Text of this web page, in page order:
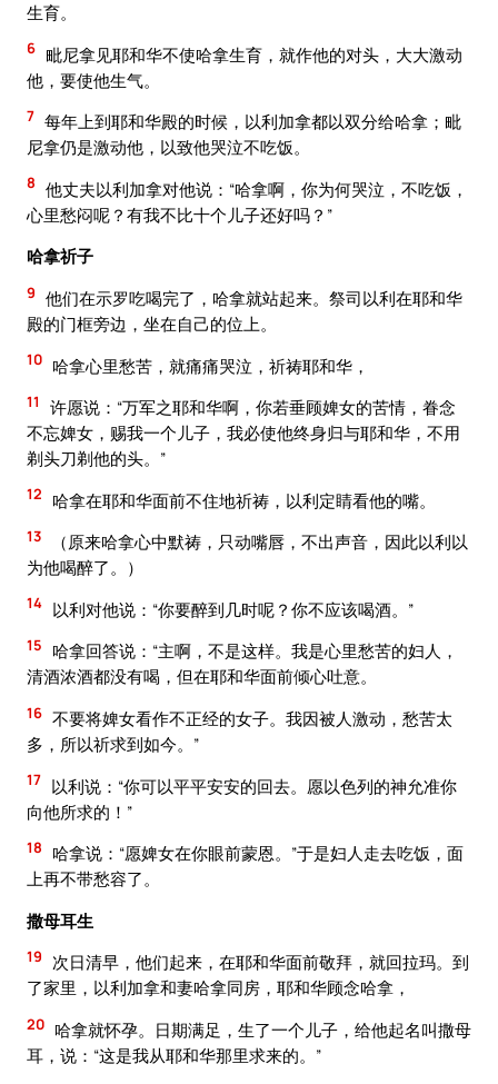
生育。
6 毗尼拿见耶和华不使哈拿生育，就作他的对头，大大激动
他，要使他生气。
7 每年上到耶和华殿的时候，以利加拿都以双分给哈拿；毗
尼拿仍是激动他，以致他哭泣不吃饭。
8 他丈夫以利加拿对他说：“哈拿啊，你为何哭泣，不吃饭，
心里愁闷呢？有我不比十个儿子还好吗？”
哈拿祈子
9 他们在示罗吃喝完了，哈拿就站起来。祭司以利在耶和华
殿的门框旁边，坐在自己的位上。
10 哈拿心里愁苦，就痛痛哭泣，祈祷耶和华，
11
许愿说：“万军之耶和华啊，你若垂顾婢女的苦情，眷念
不忘婢女，赐我一个儿子，我必使他终身归与耶和华，不用
剃头刀剃他的头。”
12 哈拿在耶和华面前不住地祈祷，以利定睛看他的嘴。
13
（原来哈拿心中默祷，只动嘴唇，不出声音，因此以利以
为他喝醉了。）
14 以利对他说：“你要醉到几时呢？你不应该喝酒。”
15 哈拿回答说：“主啊，不是这样。我是心里愁苦的妇人，
清酒浓酒都没有喝，但在耶和华面前倾心吐意。
16 不要将婢女看作不正经的女子。我因被人激动，愁苦太
多，所以祈求到如今。”
17 以利说：“你可以平平安安的回去。愿以色列的神允准你
向他所求的！”
18 哈拿说：“愿婢女在你眼前蒙恩。”于是妇人走去吃饭，面
上再不带愁容了。
撒母耳生
19
次日清早，他们起来，在耶和华面前敬拜，就回拉玛。到
了家里，以利加拿和妻哈拿同房，耶和华顾念哈拿，
20 哈拿就怀孕。日期满足，生了一个儿子，给他起名叫撒母
耳，说：“这是我从耶和华那里求来的。”